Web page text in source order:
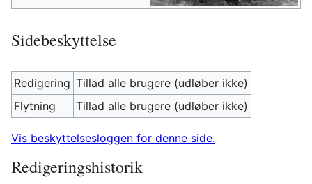
Sidebeskyttelse
Redigering Tillad alle brugere (udløber ikke)
Flytning
Tillad alle brugere (udløber ikke)
Vis beskyttelsesloggen for denne side.
Redigeringshistorik